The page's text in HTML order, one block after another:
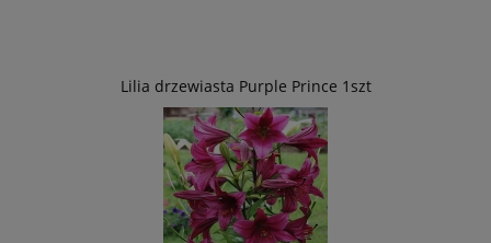
Lilia drzewiasta Purple Prince 1szt